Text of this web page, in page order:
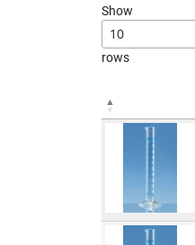
Show
rows